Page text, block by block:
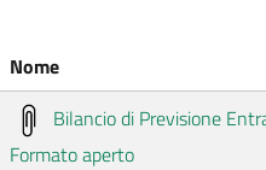
Nome
Bilancio di Previsione
Formato aperto